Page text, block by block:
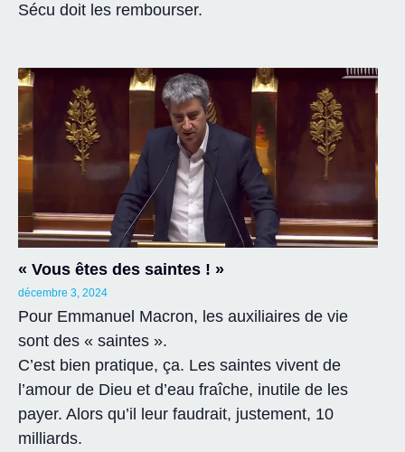
Sécu doit les rembourser.
« Vous êtes des saintes ! »
décembre 3, 2024
Pour Emmanuel Macron, les auxiliaires de vie
sont des « saintes ».
C’est bien pratique, ça. Les saintes vivent de
l’amour de Dieu et d’eau fraîche, inutile de les
payer. Alors qu’il leur faudrait, justement, 10
milliards.